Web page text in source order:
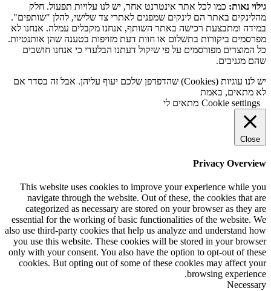
גילוי נאות: כמו לכל אתר אינטרנט אחר, יש לנו עלויות תפעול. חלק
מהלינקים באתר הם לינקים שמפנים לאתרי צד שלישי, להלן "שותפים".
במידה ומתבצעת רכישה באתר השותף, אנחנו מקבלים עמלה. אנחנו לא
מפרסמים ביקורות בתשלום או חוות דעת מזויפות בטענה שהן אותנטיות.
כל המוצרים מפורסמים על פי שיקול דעתנו הבלעדי כי אנחנו חושבים
שהם מגניבים.
יש לנו עוגיות (Cookies) שהדפדפן שלכם יעוף עליהן. אבל זה בסדר אם
לא מתאים, באמת
Cookie settings מתאים לי
Close
Privacy Overview
This website uses cookies to improve your experience while you
navigate through the website. Out of these, the cookies that are
categorized as necessary are stored on your browser as they are
essential for the working of basic functionalities of the website. We
also use third-party cookies that help us analyze and understand how
you use this website. These cookies will be stored in your browser
only with your consent. You also have the option to opt-out of these
cookies. But opting out of some of these cookies may affect your
browsing experience.
Necessary